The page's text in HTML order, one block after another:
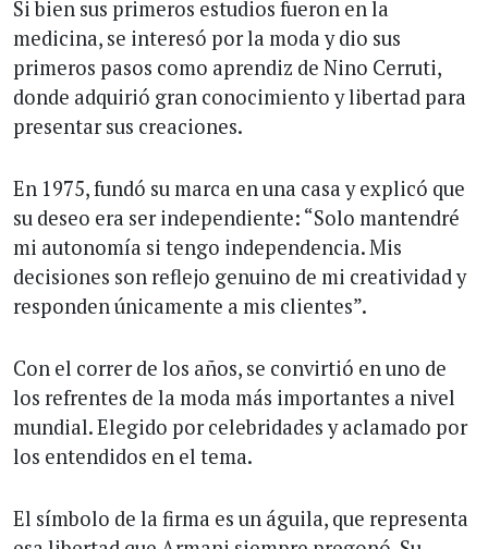
Si bien sus primeros estudios fueron en la
medicina, se interesó por la moda y dio sus
primeros pasos como aprendiz de Nino Cerruti,
donde adquirió gran conocimiento y libertad para
presentar sus creaciones.
En 1975, fundó su marca en una casa y explicó que
su deseo era ser independiente: “Solo mantendré
mi autonomía si tengo independencia. Mis
decisiones son reflejo genuino de mi creatividad y
responden únicamente a mis clientes”.
Con el correr de los años, se convirtió en uno de
los refrentes de la moda más importantes a nivel
mundial. Elegido por celebridades y aclamado por
los entendidos en el tema.
El símbolo de la firma es un águila, que representa